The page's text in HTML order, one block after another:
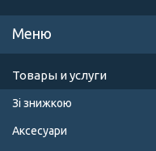
Товары и услуги
Зі знижкою
Аксесуари